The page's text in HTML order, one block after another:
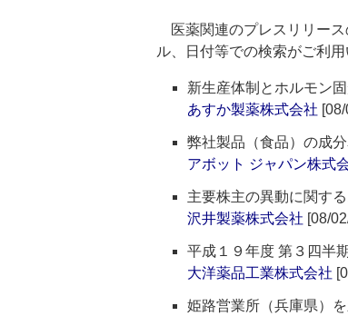
医薬関連のプレスリリース
ル、日付等での検索がご利用
新生産体制とホルモン
あすか製薬株式会社
弊社製品（食品）の成
アボット ジャパン株式
主要株主の異動に関す
沢井製薬株式会社 [08/
平成１９年度 第３四半
大洋薬品工業株式会社
姫路営業所（兵庫県）